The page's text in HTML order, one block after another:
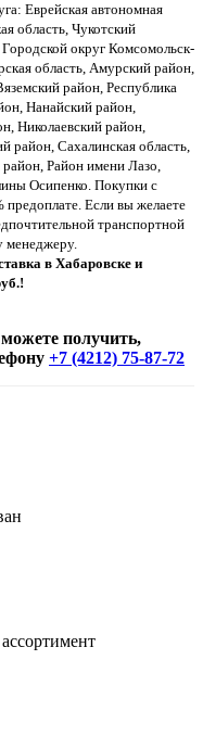
Еврейская автономная
область, Чукотский
округ Комсомольск-
область, Амурский район,
район, Республика
Нанайский район,
Николаевский район,
район, Сахалинская область,
Район имени Лазо,
Осипенко. Покупки с
Если вы желаете
транспортной
менеджеру.
в Хабаровске и
получить,
+7 (4212) 75-87-72